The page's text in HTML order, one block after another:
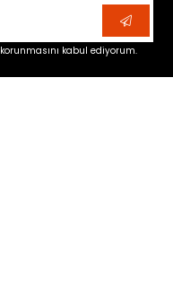
korunmasını kabul ediyorum.